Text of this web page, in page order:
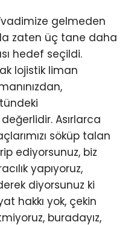
gelmeden
zaten üç tane daha
hedef seçildi.
lojistik liman
Asırlarca
söküp talan
ediyorsunuz, biz
yapıyoruz,
diyorsunuz ki
hakkı yok, çekin
buradayız,